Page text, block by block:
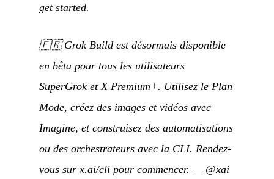
get started.
🇫🇷Grok Build est désormais disponible
en bêta pour tous les utilisateurs
SuperGrok et X Premium+. Utilisez le Plan
Mode, créez des images et vidéos avec
Imagine, et construisez des automatisations
ou des orchestrateurs avec la CLI. Rendez-
vous sur x.ai/cli pour commencer. — @xai